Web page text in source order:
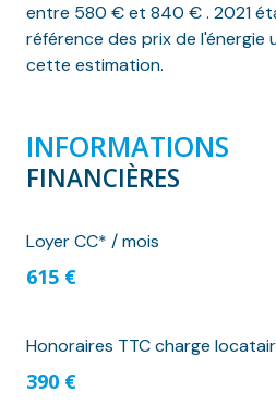
entre 580 € et 840 € . 2021
référence des prix de l'énergie
cette estimation.
INFORMATIONS
FINANCIÈRES
Loyer CC* / mois
615 €
Honoraires TTC charge
390 €